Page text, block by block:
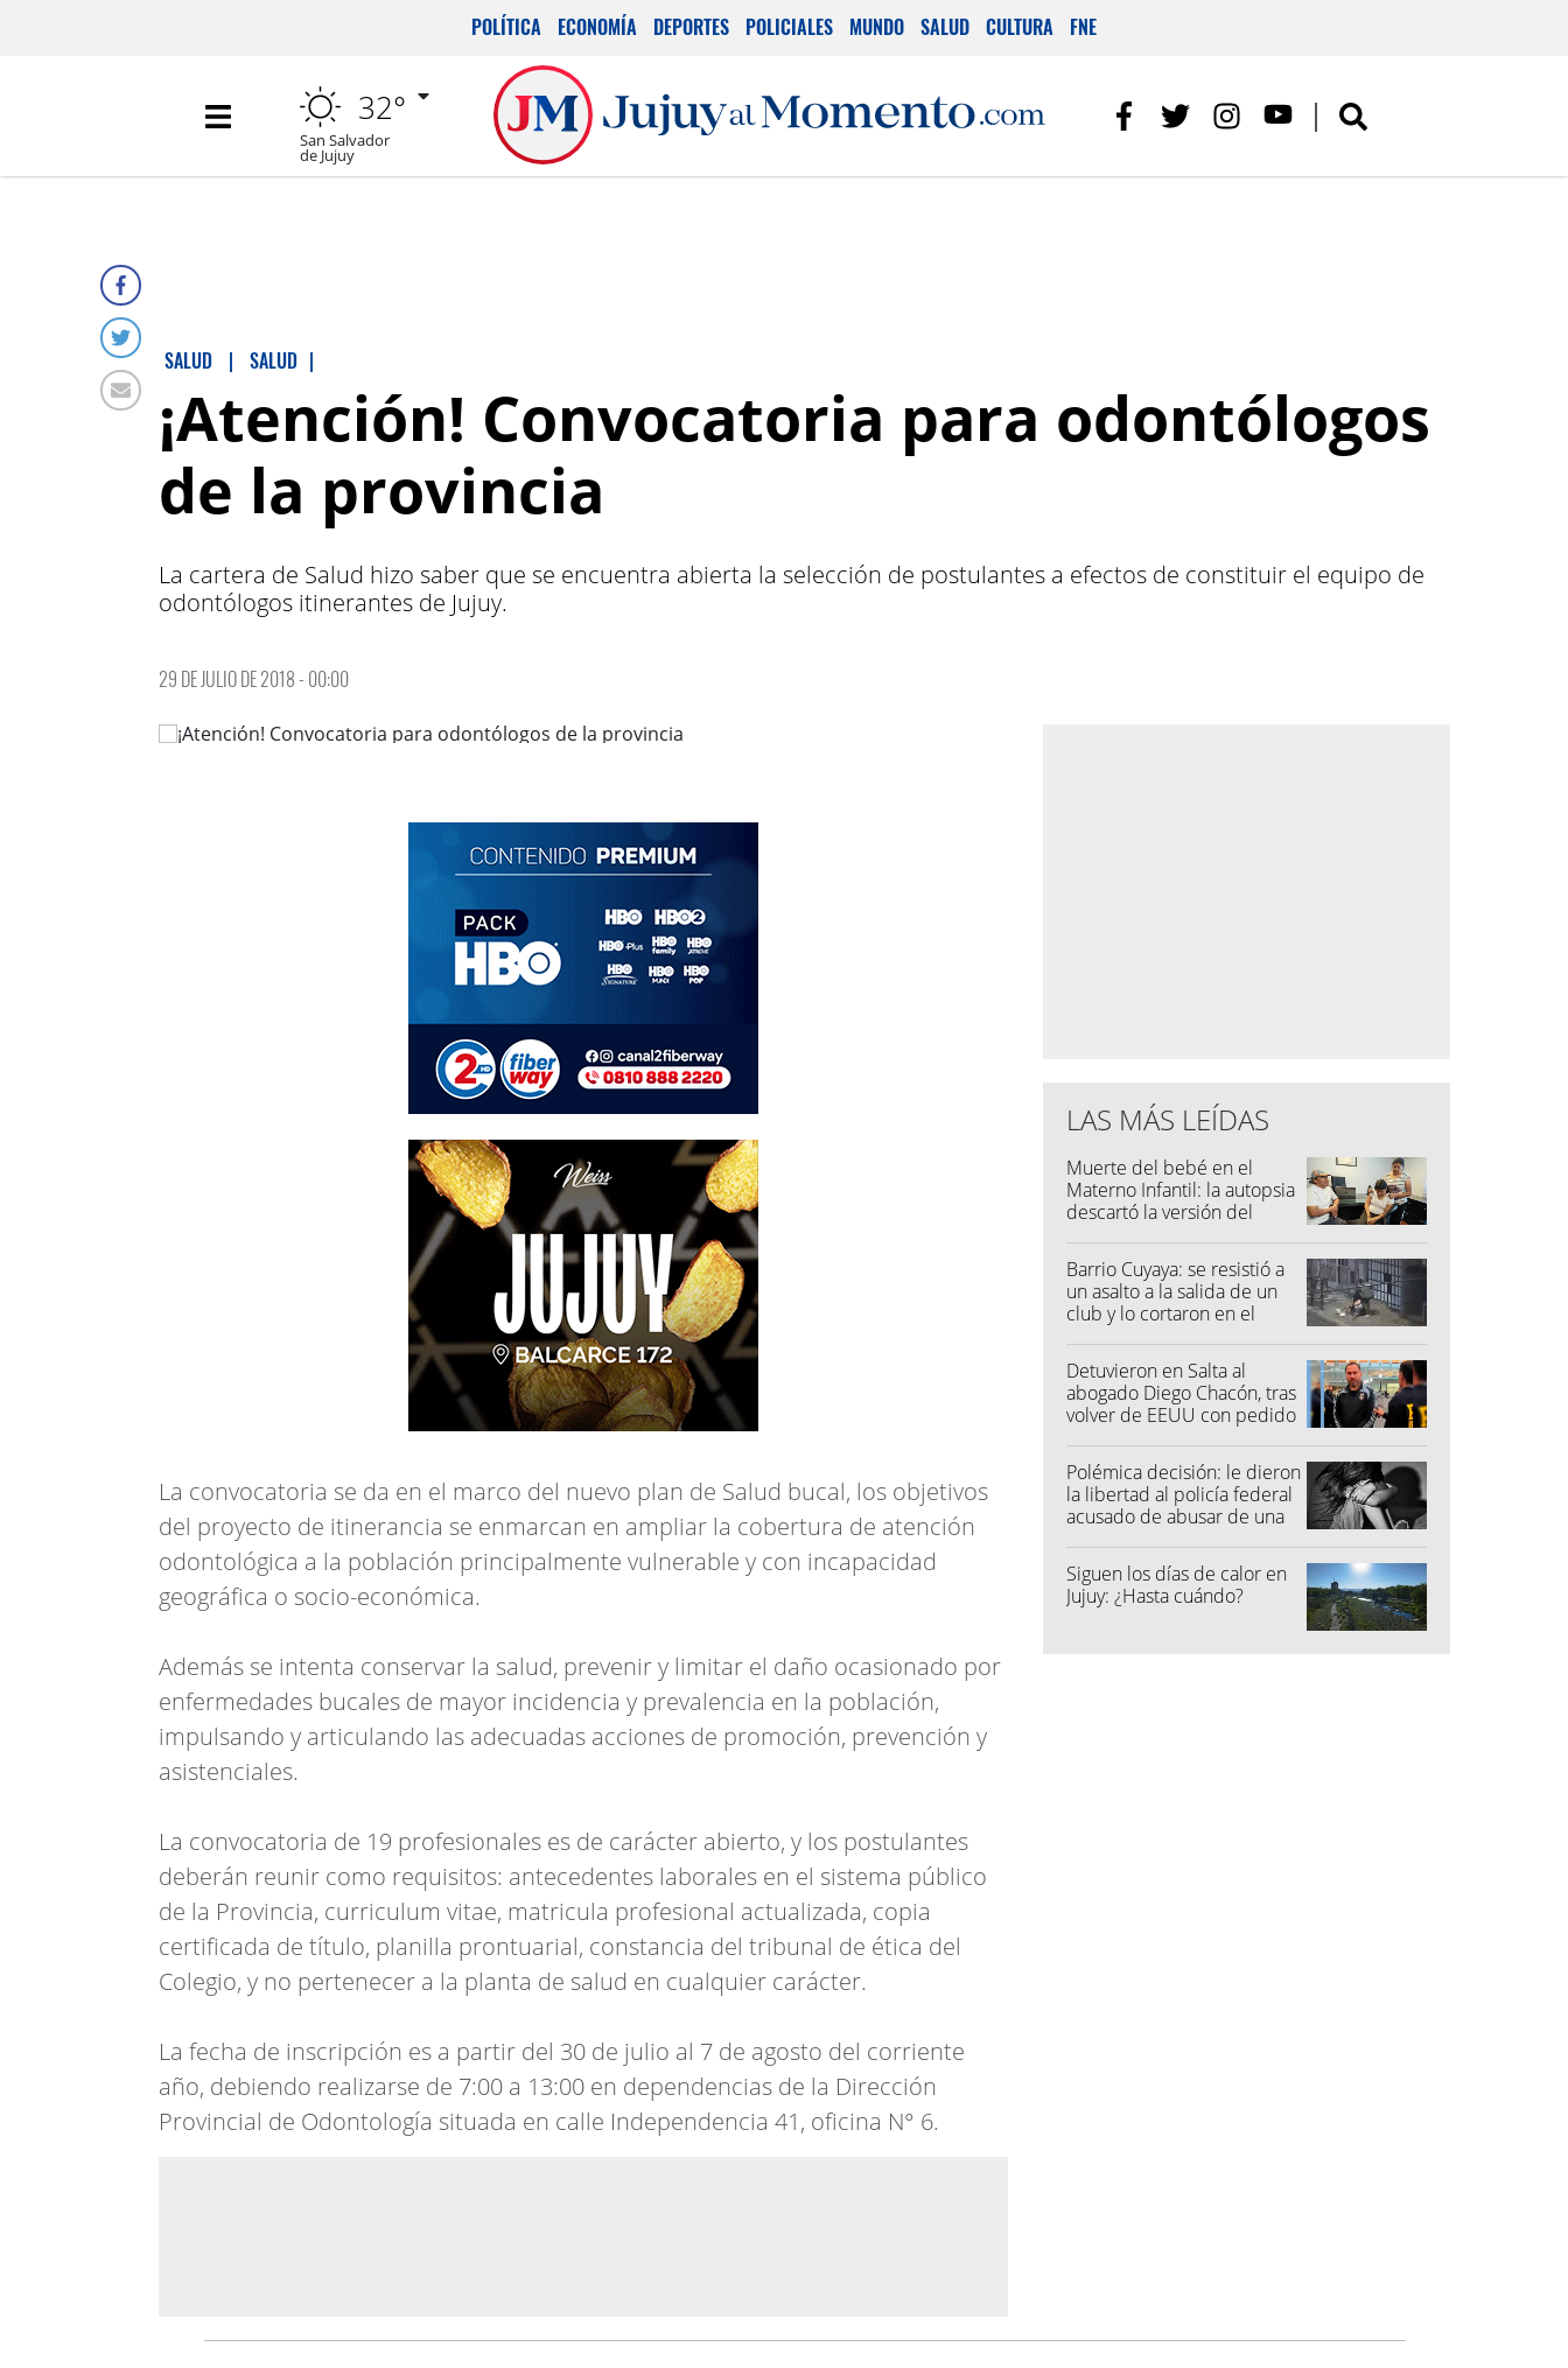
POLÍTICA ECONOMÍA DEPORTES POLICIALES MUNDO SALUD CULTURA FNE
32°
San Salvador
de Jujuy
SALUD | SALUD |
¡Atención! Convocatoria para odontólogos
de la provincia
La cartera de Salud hizo saber que se encuentra abierta la selección de postulantes a efectos de constituir el equipo de
odontólogos itinerantes de Jujuy.
29 DE JULIO DE 2018 - 00:00
La convocatoria se da en el marco del nuevo plan de Salud bucal, los objetivos
del proyecto de itinerancia se enmarcan en ampliar la cobertura de atención
odontológica a la población principalmente vulnerable y con incapacidad
geográfica o socio-económica.
Además se intenta conservar la salud, prevenir y limitar el daño ocasionado por
enfermedades bucales de mayor incidencia y prevalencia en la población,
impulsando y articulando las adecuadas acciones de promoción, prevención y
asistenciales.
La convocatoria de 19 profesionales es de carácter abierto, y los postulantes
deberán reunir como requisitos: antecedentes laborales en el sistema público
de la Provincia, curriculum vitae, matricula profesional actualizada, copia
certificada de título, planilla prontuarial, constancia del tribunal de ética del
Colegio, y no pertenecer a la planta de salud en cualquier carácter.
La fecha de inscripción es a partir del 30 de julio al 7 de agosto del corriente
año, debiendo realizarse de 7:00 a 13:00 en dependencias de la Dirección
Provincial de Odontología situada en calle Independencia 41, oficina N° 6.
LAS MÁS LEÍDAS
Muerte del bebé en el
Materno Infantil: la autopsia
descartó la versión del
Barrio Cuyaya: se resistió a
un asalto a la salida de un
club y lo cortaron en el
Detuvieron en Salta al
abogado Diego Chacón, tras
volver de EEUU con pedido
Polémica decisión: le dieron
la libertad al policía federal
acusado de abusar de una
Siguen los días de calor en
Jujuy: ¿Hasta cuándo?